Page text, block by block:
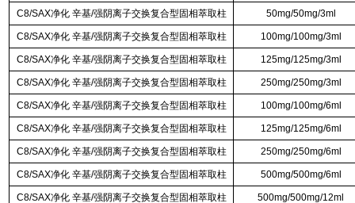
C8/SAX净化 辛基/强阴离子交换复合型固相萃取柱 50mg/50mg/3ml
C8/SAX净化 辛基/强阴离子交换复合型固相萃取柱 100mg/100mg/3ml
C8/SAX净化 辛基/强阴离子交换复合型固相萃取柱 125mg/125mg/3ml
C8/SAX净化 辛基/强阴离子交换复合型固相萃取柱 250mg/250mg/3ml
C8/SAX净化 辛基/强阴离子交换复合型固相萃取柱 100mg/100mg/6ml
C8/SAX净化 辛基/强阴离子交换复合型固相萃取柱 125mg/125mg/6ml
C8/SAX净化 辛基/强阴离子交换复合型固相萃取柱 250mg/250mg/6ml
C8/SAX净化 辛基/强阴离子交换复合型固相萃取柱 500mg/500mg/6ml
C8/SAX净化 辛基/强阴离子交换复合型固相萃取柱 500mg/500mg/12ml